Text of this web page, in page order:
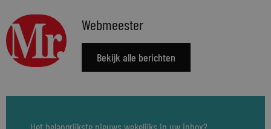
Webmeester
Bekijk alle berichten